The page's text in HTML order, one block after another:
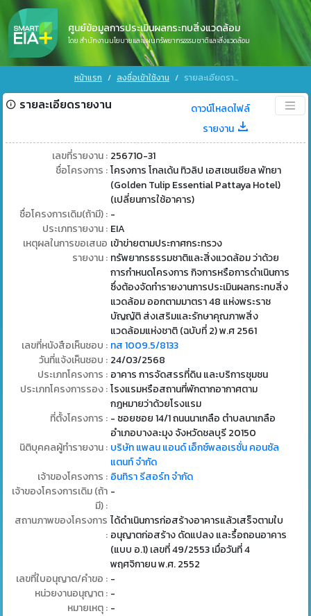
ศูนย์ข้อมูลการประเมินผลกระทบสิ่งแวดล้อม
โดย สำนักงานนโยบายและแผนทรัพยากรธรรมชาติและสิ่งแวดล้อม
หน้าแรก ลงชื่อเข้าใช้งาน รายละเอียดรายงาน
รายละเอียดรายงาน
ดาวน์โหลดไฟล์
รายงาน
เลขที่รายงาน : 256710-31
ชื่อโครงการ : โครงการ โกลเด้น ทิวลิป เอสเซนเชียล พัทยา
(Golden Tulip Essential Pattaya Hotel)
(เปลี่ยนการใช้อาคาร)
ชื่อโครงการเดิม(ถ้ามี) : -
ประเภทรายงาน : EIA
เหตุผลในการขอเสนอ
รายงาน :
เข้าข่ายตามประกาศกระทรวง
ทรัพยากรธรรมชาติและสิ่งแวดล้อม ว่าด้วย
การกำหนดโครงการ กิจการหรือการดำเนินการ
ซึ่งต้องจัดทำรายงานการประเมินผลกระทบสิ่ง
แวดล้อม ออกตามมาตรา 48 แห่งพระราช
บัญญัติ ส่งเสริมและรักษาคุณภาพสิ่ง
แวดล้อมแห่งชาติ (ฉบับที่ 2) พ.ศ 2561
เลขที่หนังสือเห็นชอบ : ทส 1009.5/8133
วันที่แจ้งเห็นชอบ : 24/03/2568
ประเภทโครงการ : อาคาร การจัดสรรที่ดิน และบริการชุมชน
ประเภทโครงการรอง : โรงแรมหรือสถานที่พักตากอากาศตาม
กฎหมายว่าด้วยโรงแรม
ที่ตั้งโครงการ : - ซอยซอย 14/1 ถนนนาเกลือ ตำบลนาเกลือ
อำเภอบางละมุง จังหวัดชลบุรี 20150
นิติบุคคลผู้ทำรายงาน : บริษัท แพลน แอนด์ เอ็กซ์พลอเรชั่น คอนซัล
แตนท์ จำกัด
เจ้าของโครงการ : อินทิรา รีสอร์ท จำกัด
เจ้าของโครงการเดิม (ถ้า
มี) :
-
สถานภาพของโครงการ
:
ได้ดำเนินการก่อสร้างอาคารแล้วเสร็จตามใบ
อนุญาตก่อสร้าง ดัดแปลง และรื้อถอนอาคาร
(แบบ อ.1) เลขที่ 49/2553 เมื่อวันที่ 4
พฤศจิกายน พ.ศ. 2552
เลขที่ใบอนุญาต/คำขอ : -
หน่วยงานอนุญาต : -
หมายเหตุ : -